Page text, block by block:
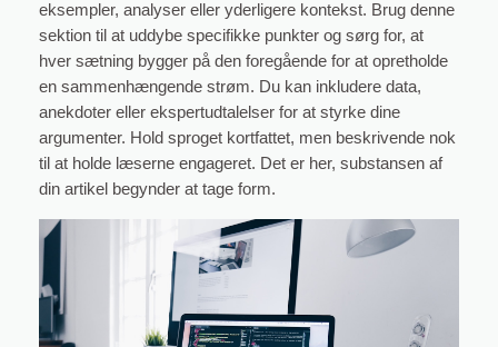
eksempler, analyser eller yderligere kontekst. Brug denne
sektion til at uddybe specifikke punkter og sørg for, at
hver sætning bygger på den foregående for at opretholde
en sammenhængende strøm. Du kan inkludere data,
anekdoter eller ekspertudtalelser for at styrke dine
argumenter. Hold sproget kortfattet, men beskrivende nok
til at holde læserne engageret. Det er her, substansen af
din artikel begynder at tage form.